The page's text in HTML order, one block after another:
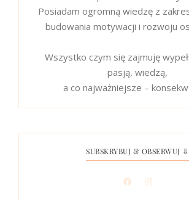
Posiadam ogromną wiedzę z
budowania motywacji i rozwoju
Wszystko czym się zajmuję
pasją, wiedzą,
a co najważniejsze –
SUBSKRYBUJ & OBSERWUJ ⇩